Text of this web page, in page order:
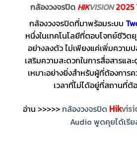
กล้องวงจรปิด HIKVISION 2025
กล้องวงจรปิดที่มาพร้อมระบบ
หนึ่งในเทคโนโลยีที่ตอบโจทย์ชีวิต
อย่างลงตัว ไม่เพียงแค่เพิ่มควา
เสริมความสะดวกในการสื่อสารแล
เหมาะอย่างยิ่งสำหรับผู้ที่ต้องการ
เวลาที่ไม่ได้อยู่ที่สถานที่ต้
อ่าน >>>>>กล้องวงจรปิด Hik
Audio พูดคุยได้เรีย